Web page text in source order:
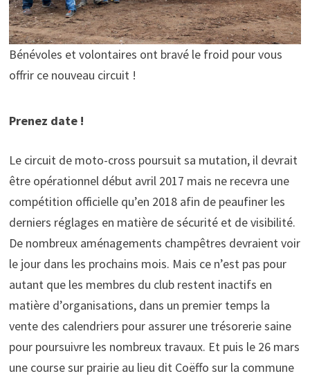
Bénévoles et volontaires ont bravé le froid pour vous
offrir ce nouveau circuit !
Prenez date !
Le circuit de moto-cross poursuit sa mutation, il devrait
être opérationnel début avril 2017 mais ne recevra une
compétition officielle qu’en 2018 afin de peaufiner les
derniers réglages en matière de sécurité et de visibilité.
De nombreux aménagements champêtres devraient voir
le jour dans les prochains mois. Mais ce n’est pas pour
autant que les membres du club restent inactifs en
matière d’organisations, dans un premier temps la
vente des calendriers pour assurer une trésorerie saine
pour poursuivre les nombreux travaux. Et puis le 26 mars
une course sur prairie au lieu dit Coëffo sur la commune